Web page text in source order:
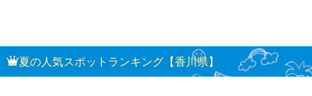
夏の人気スポットランキング【香川県】